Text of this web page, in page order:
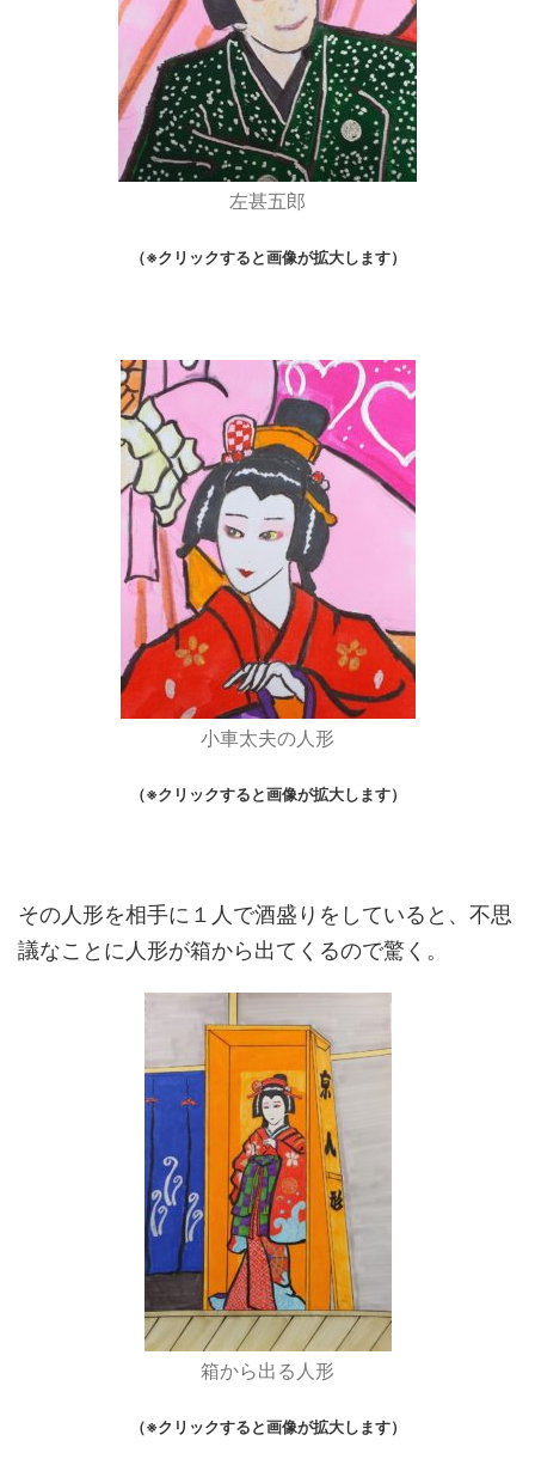
左甚五郎
（※クリックすると画像が拡大します）
小車太夫の人形
（※クリックすると画像が拡大します）
その人形を相手に１人で酒盛りをしていると、不思
議なことに人形が箱から出てくるので驚く。
箱から出る人形
（※クリックすると画像が拡大します）